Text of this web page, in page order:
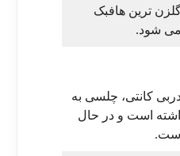
ترین هافبک
می‌ شود.
دربی کانتی، چلسی به
است و در حال